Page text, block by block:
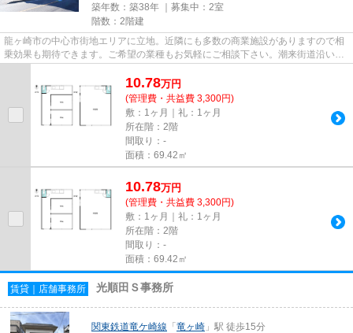
築年数：築38年 ｜募集中： 2室
階数：2階建
龍ヶ崎市の中心市街地エリアに立地。近隣にも多数の商業施設がありますので相
乗効果も期待できます。ご希望の業種もお気軽にご相談下さい。潮来街道沿いの
10.78万円
(管理費・共益費 3,300円)
敷：1ヶ月｜礼：1ヶ月
所在階：2階
間取り：-
面積：69.42㎡
10.78万円
(管理費・共益費 3,300円)
敷：1ヶ月｜礼：1ヶ月
所在階：2階
間取り：-
面積：69.42㎡
賃貸｜店舗事務所 光順田Ｓ事務所
関東鉄道竜ケ崎線 「 竜ヶ崎 」駅 徒歩15分